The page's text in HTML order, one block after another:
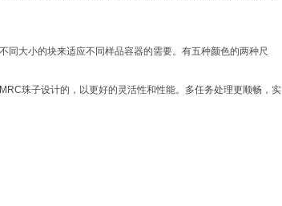
同大小的块来适应不同样品容器的需要。有五种颜色的两种尺
珠子设计的，以更好的灵活性和性能。多任务处理更顺畅，实